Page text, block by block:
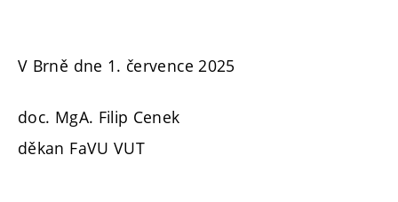
V Brně dne 1. července 2025
doc. MgA. Filip Cenek
děkan FaVU VUT